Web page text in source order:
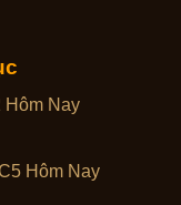
Hôm Nay
Hôm Nay